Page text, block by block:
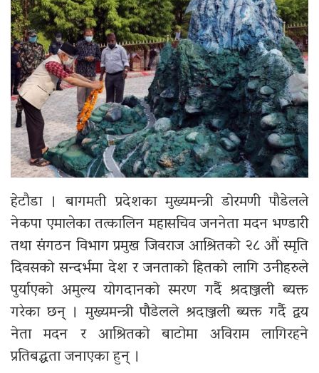
हेटौडा । बागमती प्रदेशका मुख्यमन्त्री डोरमणी पौडेलले
नेकपा एमालेका तत्कालिन महासचिव जननेता मदन भण्डारी
तथा संगठन विभाग प्रमुख जिवराज आश्रितको २८ औं स्मृति
दिवसको सन्दर्भमा देश र जनताको हितको लागि उनीहरुले
पुर्याएको अमुल्य योगदानको स्मरण गर्दै श्रदाञ्जली ब्यक्त
गरेका छन् । मुख्यमन्त्री पौडेलले श्रदाञ्जली ब्यक्त गर्दै द्वय
नेता मदन र आश्रितको बाटोमा अविराम लागिरहने
प्रतिबद्धता जनाएका हुन् ।